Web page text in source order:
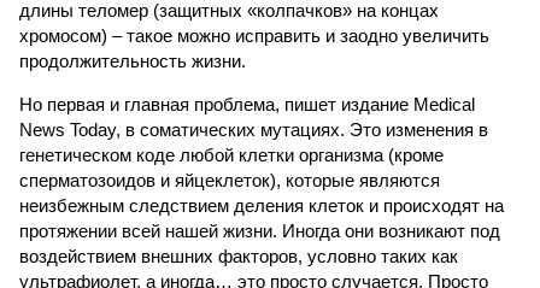
длины теломер (защитных «колпачков» на концах
хромосом) – такое можно исправить и заодно увеличить
продолжительность жизни.
Но первая и главная проблема, пишет издание Medical
News Today, в соматических мутациях. Это изменения в
генетическом коде любой клетки организма (кроме
сперматозоидов и яйцеклеток), которые являются
неизбежным следствием деления клеток и происходят на
протяжении всей нашей жизни. Иногда они возникают под
воздействием внешних факторов, условно таких как
ультрафиолет, а иногда… это просто случается. Просто